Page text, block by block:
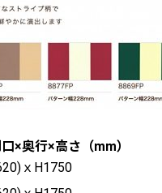
×奥行×高さ（mm）
ｘH1750